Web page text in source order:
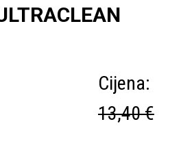
Cijena:
13,40 €